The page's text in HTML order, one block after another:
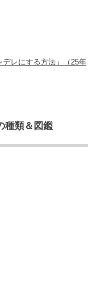
レにする方法」（25年
種類＆図鑑